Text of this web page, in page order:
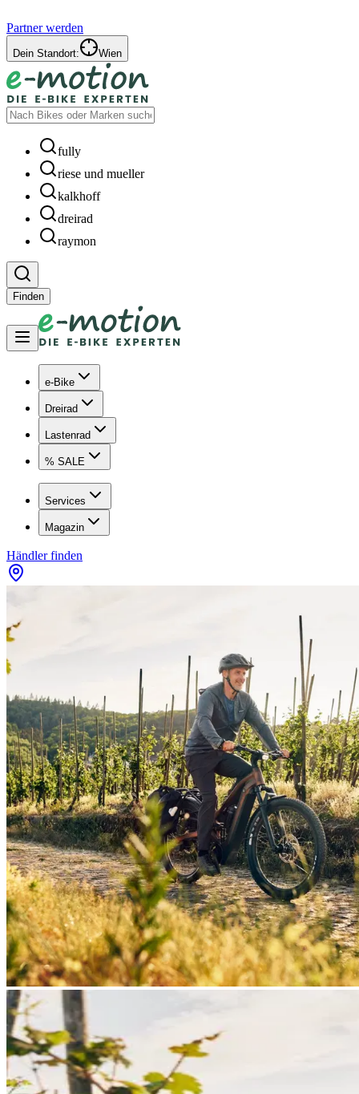
Partner werden
Dein Standort: Wien
fully
riese und mueller
kalkhoff
dreirad
raymon
Finden
e-Bike
Dreirad
Lastenrad
% SALE
Services
Magazin
Händler finden